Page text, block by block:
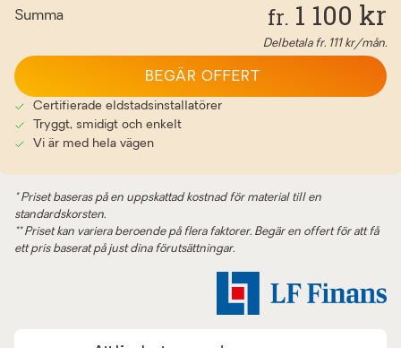
Summa fr. 1 100 kr
Delbetala fr. 111kr/mån.
Certifierade eldstadsinstallatörer
Tryggt, smidigt och enkelt
Vi är med hela vägen
BEGÄR OFFERT
* Priset baseras på en uppskattad kostnad för material till en
standardskorsten.
** Priset kan variera beroende på flera faktorer. Begär en offert för att få
ett pris baserat på just dina förutsättningar.